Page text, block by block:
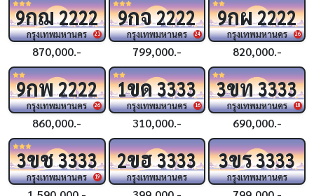
23
9กฌ2222
กรุงเทพมหานคร
870,000.-
24
9กจ2222
กรุงเทพมหานคร
799,000.-
26
9กผ2222
กรุงเทพมหานคร
820,000.-
26
9กพ2222
กรุงเทพมหานคร
860,000.-
16
1ขด3333
กรุงเทพมหานคร
310,000.-
18
3ขท3333
กรุงเทพมหานคร
690,000.-
19
3ขช3333
กรุงเทพมหานคร
2ขฮ3333
กรุงเทพมหานคร
3ขร3333
กรุงเทพมหานคร